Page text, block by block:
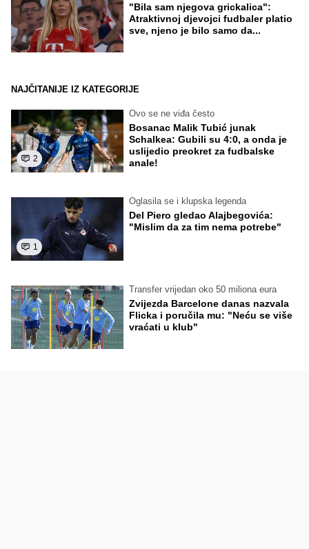
"Bila sam njegova grickalica":
Atraktivnoj djevojci fudbaler platio
sve, njeno je bilo samo da...
NAJČITANIJE IZ KATEGORIJE
2
Ovo se ne viđa često
Bosanac Malik Tubić junak
Schalkea: Gubili su 4:0, a onda je
uslijedio preokret za fudbalske
anale!
1
Oglasila se i klupska legenda
Del Piero gledao Alajbegovića:
"Mislim da za tim nema potrebe"
Transfer vrijedan oko 50 miliona eura
Zvijezda Barcelone danas nazvala
Flicka i poručila mu: "Neću se više
vraćati u klub"